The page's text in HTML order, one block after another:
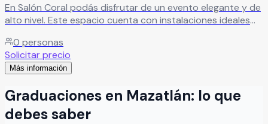
En Salón Coral podás disfrutar de un evento elegante y de
alto nivel. Este espacio cuenta con instalaciones ideales
un enlace nupcial inolvidable. Además, su equipo de
profesionales te acompañará en cada paso, brindando
asesoría personalizada para que tu celebración sea
0 personas
Solicitar precio
Más información
Graduaciones en Mazatlán: lo que
debes saber